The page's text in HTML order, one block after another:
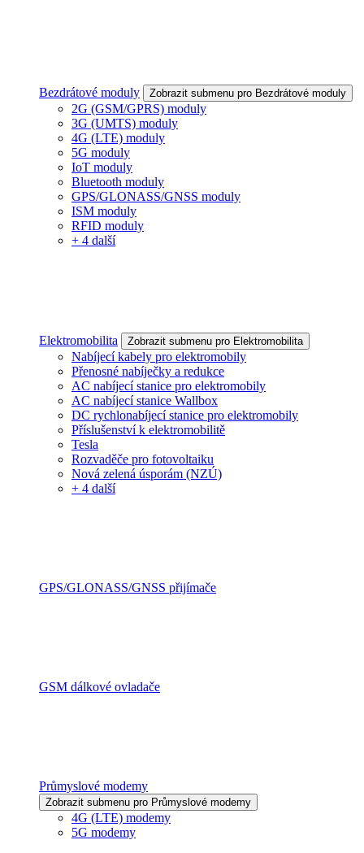
Bezdrátové moduly Zobrazit submenu pro Bezdrátové moduly
2G (GSM/GPRS) moduly
3G (UMTS) moduly
4G (LTE) moduly
5G moduly
IoT moduly
Bluetooth moduly
GPS/GLONASS/GNSS moduly
ISM moduly
RFID moduly
+ 4 další
Elektromobilita Zobrazit submenu pro Elektromobilita
Nabíjecí kabely pro elektromobily
Přenosné nabíječky a redukce
AC nabíjecí stanice pro elektromobily
AC nabíjecí stanice Wallbox
DC rychlonabíjecí stanice pro elektromobily
Příslušenství k elektromobilitě
Tesla
Rozvaděče pro fotovoltaiku
Nová zelená úsporám (NZÚ)
+ 4 další
GPS/GLONASS/GNSS přijímače
GSM dálkové ovladače
Průmyslové modemy
Zobrazit submenu pro Průmyslové modemy
4G (LTE) modemy
5G modemy